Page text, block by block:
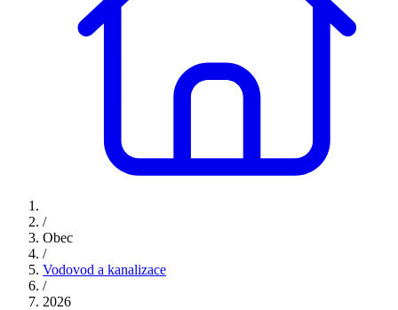
/
Obec
/
Vodovod a kanalizace
/
2026